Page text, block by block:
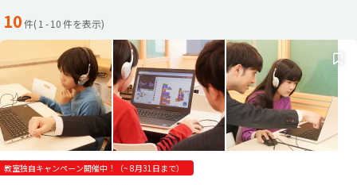
10件(1 -10件を表示)
教室独自キャンペーン開催中！（~ 8月31日まで）